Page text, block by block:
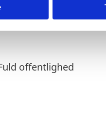
bl.a. via
offentlighed